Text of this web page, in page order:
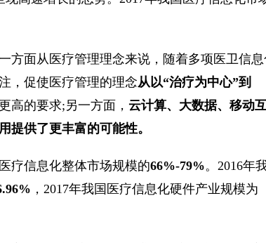
方面从医疗管理理念来说，随着多项医卫信
，促使医疗管理的理念从以“治疗为中心”到
高的要求;另一方面， 云计算、大数据、移动
提供了更丰富的可能性。
疗信息化整体市场规模的66%-79%。2016年
，2017年我国医疗信息化硬件产业规模为